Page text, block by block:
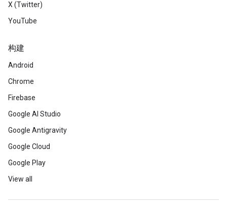
X (Twitter)
YouTube
构建
Android
Chrome
Firebase
Google AI Studio
Google Antigravity
Google Cloud
Google Play
View all